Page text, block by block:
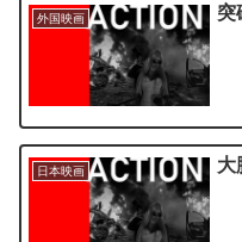
外国映画 突
日本映画 大